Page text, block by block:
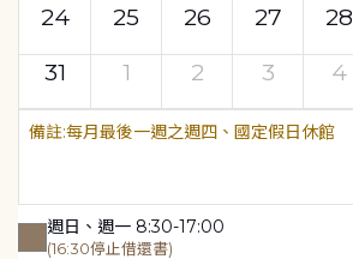
24
25 26 27 28
31
1 2 3 4
每月最後一週之週四、國定假日休館
週日、週一 8:30-17:00
(16:30停止借還書)